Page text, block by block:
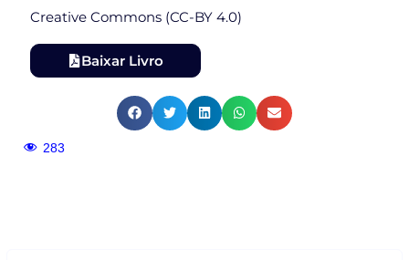
Creative Commons (CC-BY 4.0)
Baixar Livro
283